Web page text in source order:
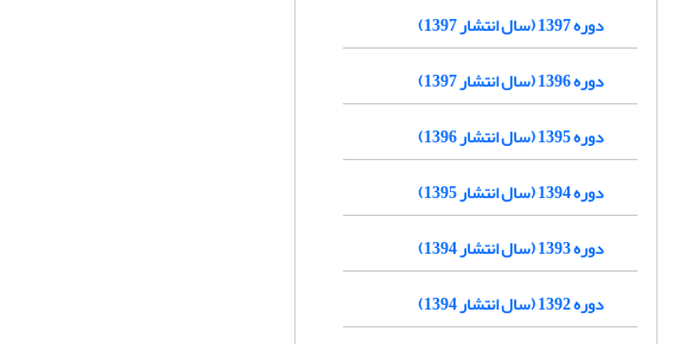
دوره 1397 (سال انتشار 1397)
دوره 1396 (سال انتشار 1397)
دوره 1395 (سال انتشار 1396)
دوره 1394 (سال انتشار 1395)
دوره 1393 (سال انتشار 1394)
دوره 1392 (سال انتشار 1394)